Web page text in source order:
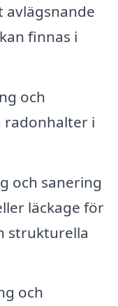
avlägsnande
finnas i
och
radonhalter i
och sanering
läckage för
strukturella
och